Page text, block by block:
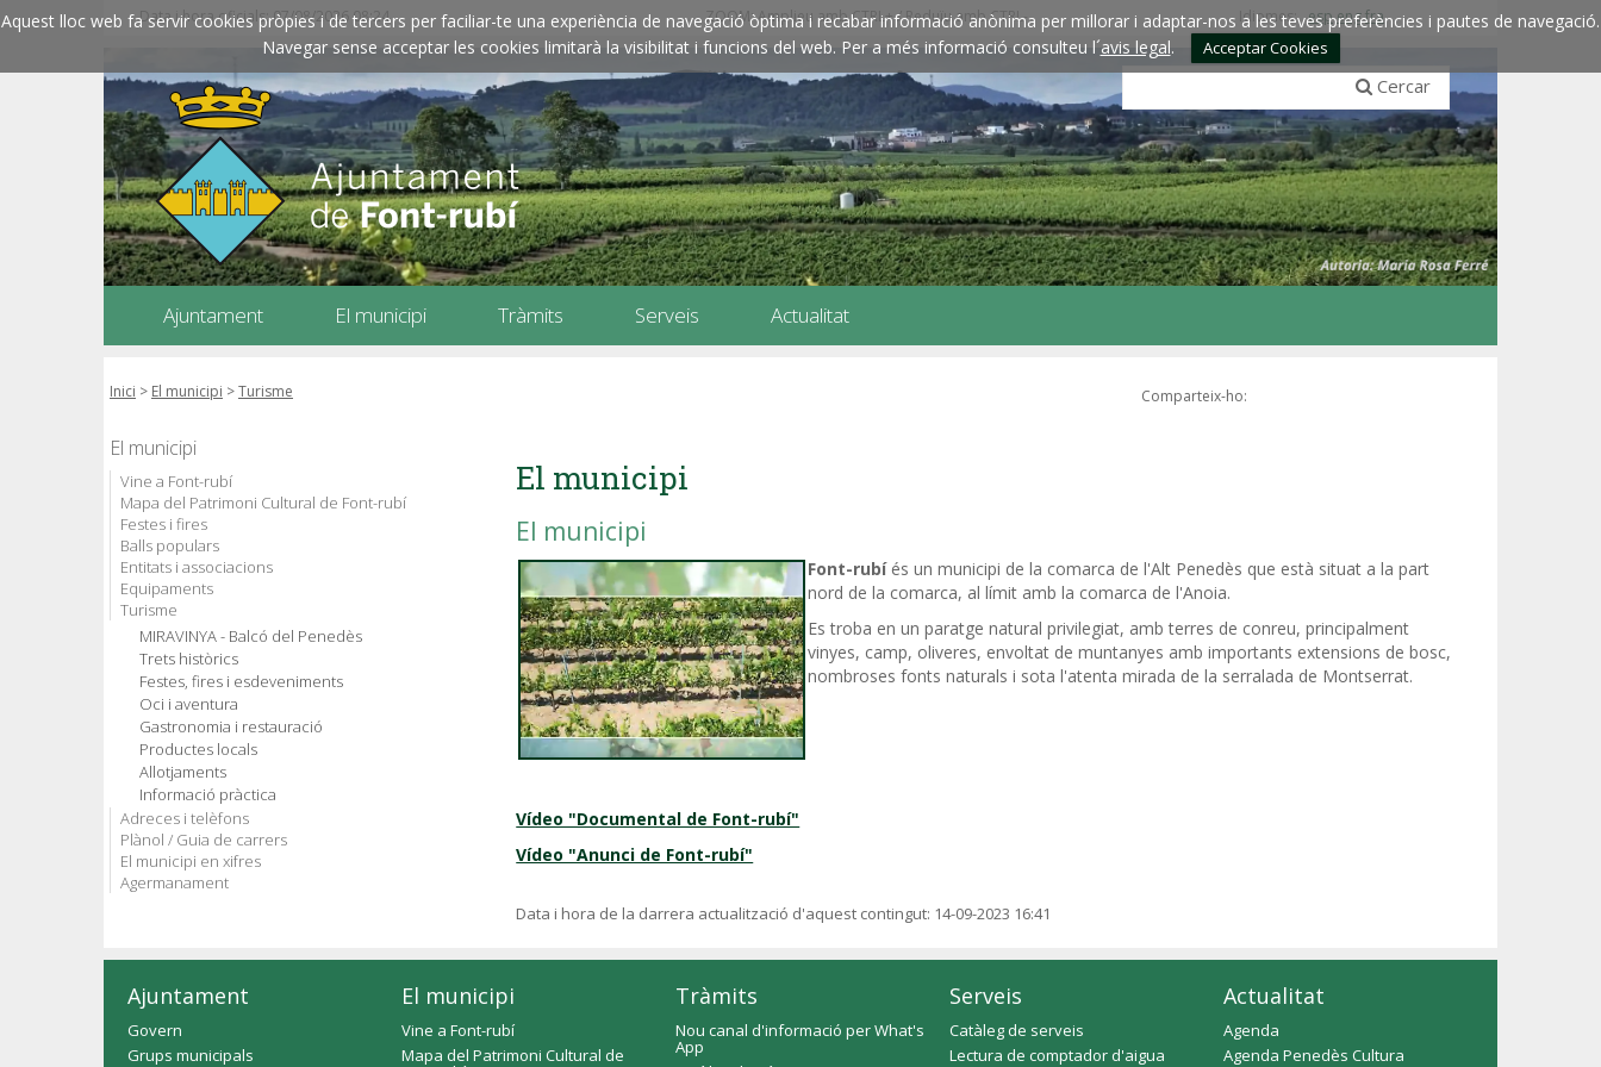
Aquest lloc web fa servir cookies pròpies i de tercers per faciliar-te una experiència de navegació òptima i recabar informació anònima per millorar i adaptar-nos a les teves preferències i pautes de navegació.
Navegar sense acceptar les cookies limitarà la visibilitat i funcions del web. Per a més informació consulteu l´avis legal. Acceptar Cookies
Data i hora oficials: 07/08/2026 08:24 ZOOM: Amplieu amb CTRL+ / Reduïu amb CTRL- Idiomes:esp engfra
Cercar
Ajuntament El municipi Tràmits Serveis Actualitat
Inici > El municipi >Turisme Comparteix-ho:
El municipi
Vine a Font-rubí
Mapa del Patrimoni Cultural de Font-rubí
Festes i fires
Balls populars
Entitats i associacions
Equipaments
Turisme
MIRAVINYA - Balcó del Penedès
Trets històrics
Festes, fires i esdeveniments
Oci i aventura
Gastronomia i restauració
Productes locals
Allotjaments
Informació pràctica
Adreces i telèfons
Plànol / Guia de carrers
El municipi en xifres
Agermanament
El municipi
El municipi
Font-rubíés un municipi de la comarca de l'Alt Penedès que està situat a la part
nord de la comarca, al límit amb la comarca de l'Anoia.
Es troba en un paratge natural privilegiat, amb terres de conreu, principalment
vinyes, camp, oliveres, envoltat de muntanyes amb importants extensions de bosc,
nombroses fonts naturals i sota l'atenta mirada de la serralada de Montserrat.
Vídeo "Documental de Font-rubí"
Vídeo "Anunci de Font-rubí"
Data i hora de la darrera actualització d'aquest contingut: 14-09-2023 16:41
Ajuntament
Govern
Grups municipals
El municipi
Vine a Font-rubí
Mapa del Patrimoni Cultural de
Tràmits
Nou canal d'informació per What's
App
Serveis
Catàleg de serveis
Lectura de comptador d'aigua
Actualitat
Agenda
Agenda Penedès Cultura